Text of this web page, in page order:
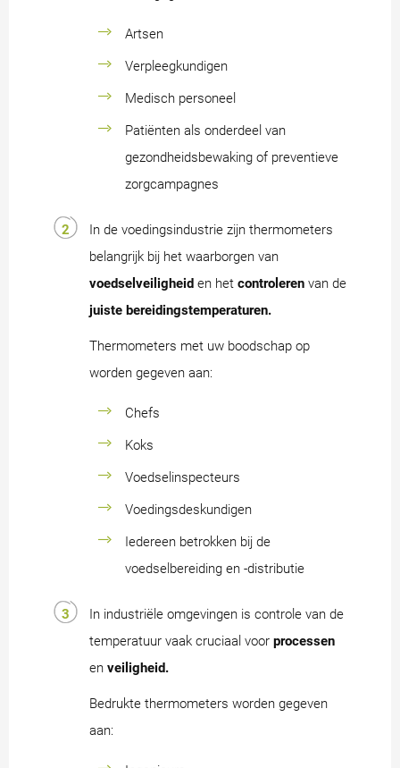
Artsen
Verpleegkundigen
Medisch personeel
Patiënten als onderdeel van
gezondheidsbewaking of preventieve
zorgcampagnes
In de voedingsindustrie zijn thermometers
belangrijk bij het waarborgen van
voedselveiligheid en het controleren van de
juiste bereidingstemperaturen.
Thermometers met uw boodschap op
worden gegeven aan:
Chefs
Koks
Voedselinspecteurs
Voedingsdeskundigen
Iedereen betrokken bij de
voedselbereiding en -distributie
In industriële omgevingen is controle van de
temperatuur vaak cruciaal voor processen
en veiligheid.
Bedrukte thermometers worden gegeven
aan: